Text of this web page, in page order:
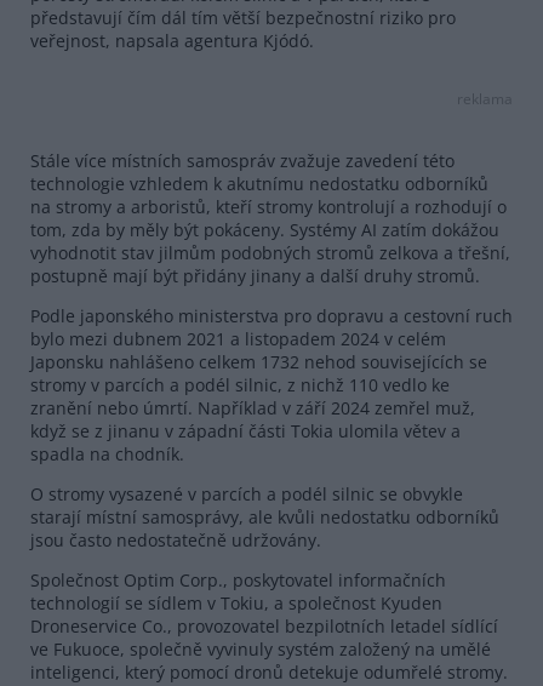
představují čím dál tím větší bezpečnostní riziko pro
veřejnost, napsala agentura Kjódó.
reklama
Stále více místních samospráv zvažuje zavedení této
technologie vzhledem k akutnímu nedostatku odborníků
na stromy a arboristů, kteří stromy kontrolují a rozhodují o
tom, zda by měly být pokáceny. Systémy AI zatím dokážou
vyhodnotit stav jilmům podobných stromů zelkova a třešní,
postupně mají být přidány jinany a další druhy stromů.
Podle japonského ministerstva pro dopravu a cestovní ruch
bylo mezi dubnem 2021 a listopadem 2024 v celém
Japonsku nahlášeno celkem 1732 nehod souvisejících se
stromy v parcích a podél silnic, z nichž 110 vedlo ke
zranění nebo úmrtí. Například v září 2024 zemřel muž,
když se z jinanu v západní části Tokia ulomila větev a
spadla na chodník.
O stromy vysazené v parcích a podél silnic se obvykle
starají místní samosprávy, ale kvůli nedostatku odborníků
jsou často nedostatečně udržovány.
Společnost Optim Corp., poskytovatel informačních
technologií se sídlem v Tokiu, a společnost Kyuden
Droneservice Co., provozovatel bezpilotních letadel sídlící
ve Fukuoce, společně vyvinuly systém založený na umělé
inteligenci, který pomocí dronů detekuje odumřelé stromy.